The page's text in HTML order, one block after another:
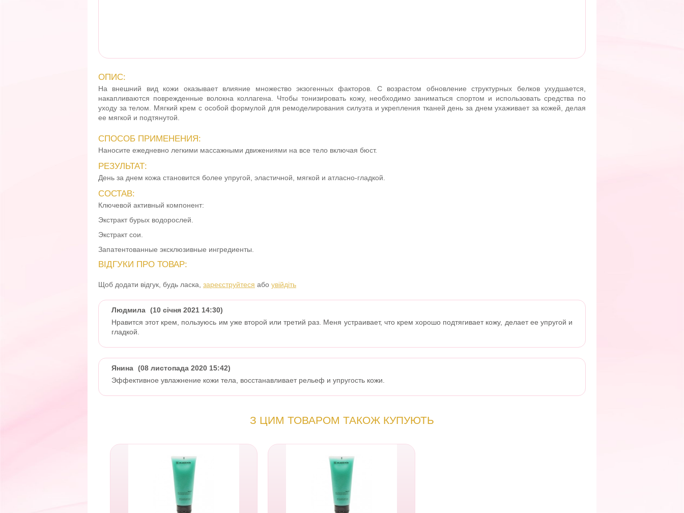
ОПИС:
На внешний вид кожи оказывает влияние множество экзогенных факторов. С возрастом обновление структурных белков ухудшается,
накапливаются поврежденные волокна коллагена. Чтобы тонизировать кожу, необходимо заниматься спортом и использовать средства по
уходу за телом. Мягкий крем с особой формулой для ремоделирования силуэта и укрепления тканей день за днем ухаживает за кожей, делая
ее мягкой и подтянутой.
СПОСОБ ПРИМЕНЕНИЯ:
Наносите ежедневно легкими массажными движениями на все тело включая бюст.
РЕЗУЛЬТАТ:
День за днем кожа становится более упругой, эластичной, мягкой и атласно-гладкой.
СОСТАВ:
Ключевой активный компонент:
Экстракт бурых водорослей.
Экстракт сои.
Запатентованные эксклюзивные ингредиенты.
ВІДГУКИ ПРО ТОВАР:
Щоб додати відгук, будь ласка, зареєструйтеся або увійдіть
Людмила (10 січня 2021 14:30)
Нравится этот крем, пользуюсь им уже второй или третий раз. Меня устраивает, что крем хорошо подтягивает кожу, делает ее упругой и
гладкой.
Янина (08 листопада 2020 15:42)
Эффективное увлажнение кожи тела, восстанавливает рельеф и упругость кожи.
З ЦИМ ТОВАРОМ ТАКОЖ КУПУЮТЬ